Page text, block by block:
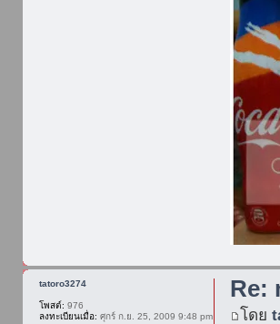
Re:
โดย
tatoro3274
โพสต์: 976
ลงทะเบียนเมื่อ: ศุกร์ ก.ย. 25, 2009 9:48 pm